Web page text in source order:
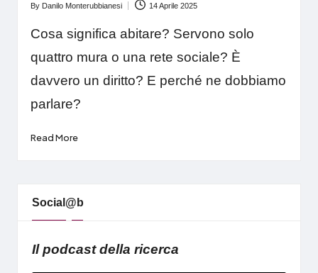
Posted
By Danilo Monterubbianesi 14 Aprile 2025
Cosa significa abitare? Servono solo
quattro mura o una rete sociale? È
davvero un diritto? E perché ne dobbiamo
parlare?
Read More
Social@b
Il podcast della ricerca